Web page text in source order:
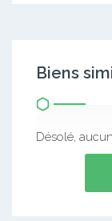
Biens
Désolé,